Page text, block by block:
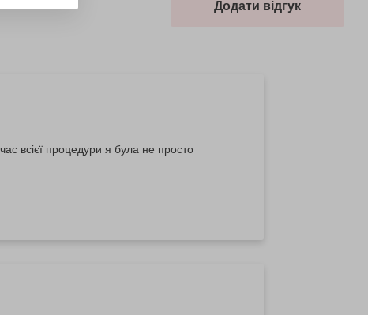
Додати відгук
всієї процедури я була не просто